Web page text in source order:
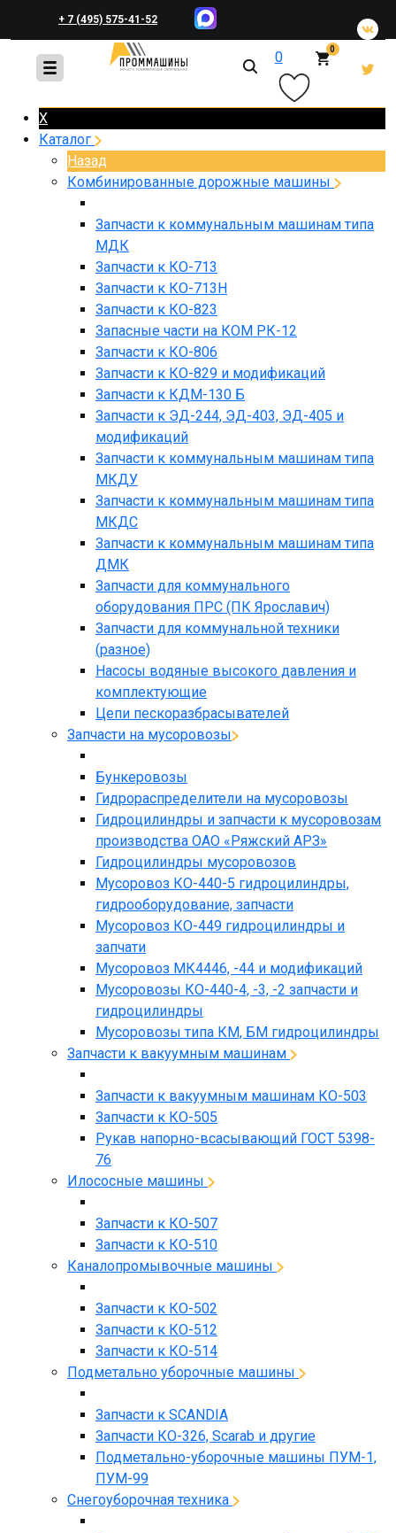
+ 7 (495) 575-41-52
+ 7 (495) 648-45-83 0 0
X
Каталог
Назад
Комбинированные дорожные машины
Запчасти к коммунальным машинам типа
МДК
Запчасти к КО-713
Запчасти к КО-713Н
Запчасти к КО-823
Запасные части на КОМ РК-12
Запчасти к КО-806
Запчасти к КО-829 и модификаций
Запчасти к КДМ-130 Б
Запчасти к ЭД-244, ЭД-403, ЭД-405 и
модификаций
Запчасти к коммунальным машинам типа
МКДУ
Запчасти к коммунальным машинам типа
МКДС
Запчасти к коммунальным машинам типа
ДМК
Запчасти для коммунального
оборудования ПРС (ПК Ярославич)
Запчасти для коммунальной техники
(разное)
Насосы водяные высокого давления и
комплектующие
Цепи пескоразбрасывателей
Запчасти на мусоровозы
Бункеровозы
Гидрораспределители на мусоровозы
Гидроцилиндры и запчасти к мусоровозам
производства ОАО «Ряжский АРЗ»
Гидроцилиндры мусоровозов
Мусоровоз КО-440-5 гидроцилиндры,
гидрооборудование, запчасти
Мусоровоз КО-449 гидроцилиндры и
запчати
Мусоровоз МК4446, -44 и модификаций
Мусоровозы КО-440-4, -3, -2 запчасти и
гидроцилиндры
Мусоровозы типа КМ, БМ гидроцилиндры
Запчасти к вакуумным машинам
Запчасти к вакуумным машинам КО-503
Запчасти к КО-505
Рукав напорно-всасывающий ГОСТ 5398-
76
Илососные машины
Запчасти к КО-507
Запчасти к КО-510
Каналопромывочные машины
Запчасти к КО-502
Запчасти к КО-512
Запчасти к КО-514
Подметально уборочные машины
Запчасти к SCANDIA
Запчасти КО-326, Scarab и другие
Подметально-уборочные машины ПУМ-1,
ПУМ-99
Снегоуборочная техника